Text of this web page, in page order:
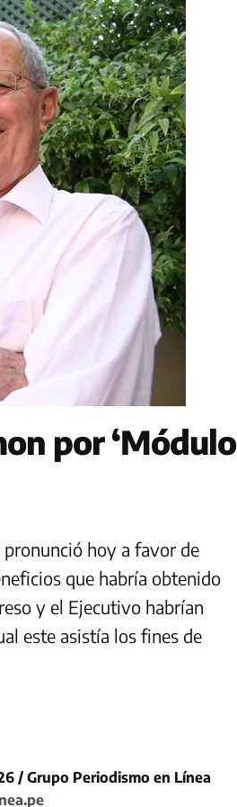
por ‘Módulo
pronunció hoy a favor de
que habría obtenido
y el Ejecutivo habrían
este asistía los fines de
/ Grupo Periodismo en Línea